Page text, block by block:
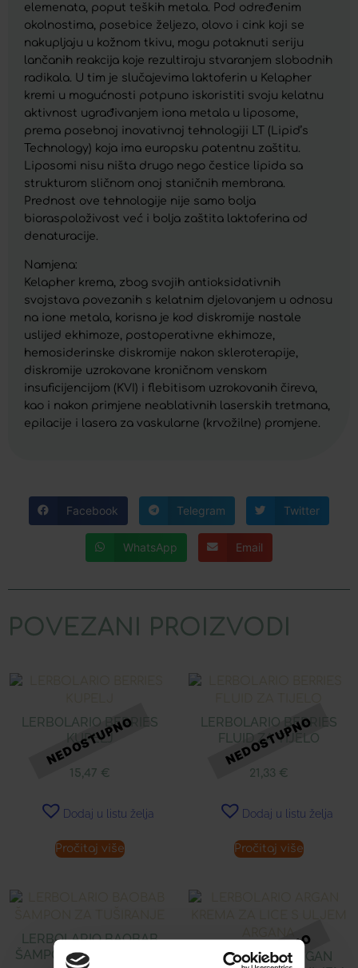
elemenata, poput teških metala. Pod određenim
okolnostima, posebice željezo, olovo i cink koji se
nakupljaju u kožnom tkivu, mogu potaknuti seriju
lančanih reakcija koje rezultiraju stvaranjem slobodnih
radikala. U tim je slučajevima laktoferin u Kelapher
kremi u mogućnosti potpuno iskoristiti svoju kelatnu
aktivnost ugrađivanjem iona metala u liposome,
prema posebnoj inovativnoj tehnologiji LT (Lipid’s
Technology) koja ima europsku patentnu zaštitu.
Liposomi nisu ništa drugo nego čestice lipida sa
strukturom sličnom onoj staničnih membrana.
Prednost ove tehnologije nije samo bolja
bioraspoloživost već i bolja zaštita laktoferina od
denaturacije.
Namjena:
Kelapher krema, zbog svojih antioksidativnih
svojstava povezanih s kelatnim djelovanjem u odnosu
na ione metala, korisna je kod diskromije nastale
uslijed ekhimoze, postoperativne ekhimoze,
hemosiderinske diskromije nakon skleroterapije,
diskromije uzrokovane kroničnom venskom
insuficijencijom (KVI) i flebitisom uzrokovanih čireva,
kao i nakon primjene neablativnih laserskih tretmana,
epilacije i lasera za vaskularne (krvožilne) promjene.
Facebook Telegram Twitter
WhatsApp Email
POVEZANI PROIZVODI
LERBOLARIO BERRIES
KUPELJ
15,47 €
Dodaj u listu želja
Pročitaj više
LERBOLARIO BERRIES
FLUID ZA TIJELO
21,33 €
Dodaj u listu želja
Pročitaj više
LERBOLARIO BAOBAB
ŠAMPON ZA TUŠIRANJE
LERBOLARIO ARGAN